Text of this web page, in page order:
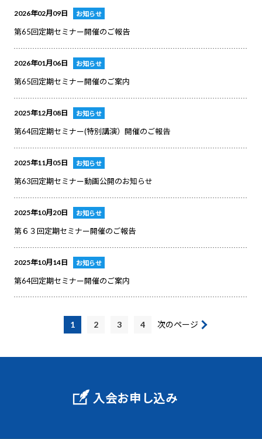
2026年02月09日 お知らせ
第65回定期セミナー開催のご報告
2026年01月06日 お知らせ
第65回定期セミナー開催のご案内
2025年12月08日 お知らせ
第64回定期セミナー(特別講演）開催のご報告
2025年11月05日 お知らせ
第63回定期セミナー動画公開のお知らせ
2025年10月20日 お知らせ
第６３回定期セミナー開催のご報告
2025年10月14日 お知らせ
第64回定期セミナー開催のご案内
1 2 3 4 次のページ
入会お申し込み